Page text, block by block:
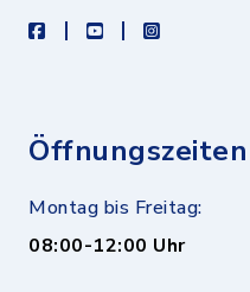
facebookyoutubeinstagram
Öffnungszeiten
Montag bis Freitag:
08:00-12:00 Uhr